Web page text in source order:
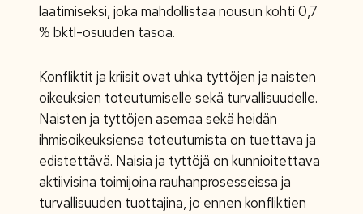
laatimiseksi, joka mahdollistaa nousun kohti 0,7
% bktl-osuuden tasoa.
Konfliktit ja kriisit ovat uhka tyttöjen ja naisten
oikeuksien toteutumiselle sekä turvallisuudelle.
Naisten ja tyttöjen asemaa sekä heidän
ihmisoikeuksiensa toteutumista on tuettava ja
edistettävä. Naisia ja tyttöjä on kunnioitettava
aktiivisina toimijoina rauhanprosesseissa ja
turvallisuuden tuottajina, jo ennen konfliktien